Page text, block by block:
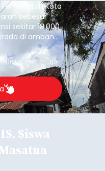
Pemerintah Kota
sebesar
sekitar 18.000
di ambang
ini diambil
pada
tidak
06/2026 - 21:31
Siswa